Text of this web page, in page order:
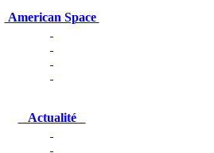
American Space
Actualité